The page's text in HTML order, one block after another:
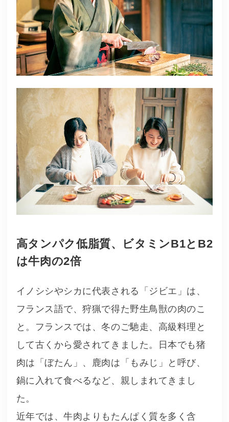
高タンパク低脂質、ビタミンB1とB2
は牛肉の2倍
イノシシやシカに代表される「ジビエ」は、
フランス語で、狩猟で得た野生鳥獣の肉のこ
と。フランスでは、冬のご馳走、高級料理と
して古くから愛されてきました。日本でも猪
肉は「ぼたん」、鹿肉は「もみじ」と呼び、
鍋に入れて食べるなど、親しまれてきまし
た。
近年では、牛肉よりもたんぱく質を多く含